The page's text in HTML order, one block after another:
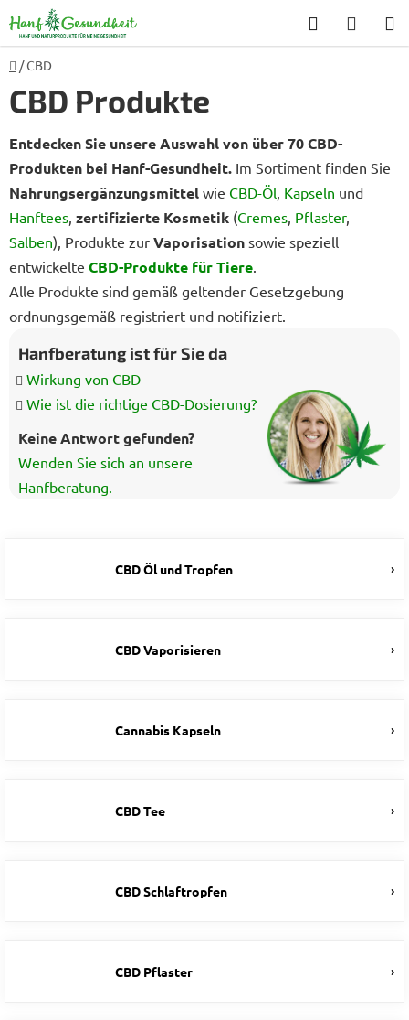
Inhalt
springen
Suchen
Startseite
/CBD
CBD Produkte
Entdecken Sie unsere Auswahl von über 70 CBD-
Produkten bei Hanf-Gesundheit. Im Sortiment finden Sie
Nahrungsergänzungsmittel wie CBD-Öl Kapseln und
Hanftees zertifizierte Kosmetik (Cremes Pflaster,
Salben), Produkte zur Vaporisation sowie speziell
entwickelte CBD-Produkte für Tiere
Alle Produkte sind gemäß geltender Gesetzgebung
ordnungsgemäß registriert und notifiziert.
Hanfberatung ist für Sie da
Wirkung von CBD
Wie ist die richtige CBD-Dosierung?
Keine Antwort gefunden?
Wenden Sie sich an unsere
Hanfberatung.
CBD Öl und Tropfen
CBD Vaporisieren
Cannabis Kapseln
CBD Tee
CBD Schlaftropfen
CBD Pflaster